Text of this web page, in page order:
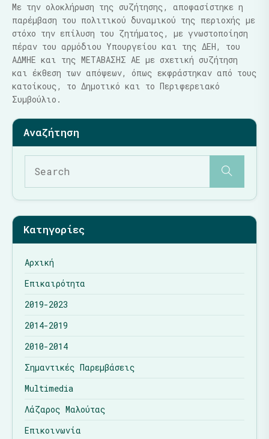
Με την ολοκλήρωση της συζήτησης, αποφασίστηκε η
παρέμβαση του πολιτικού δυναμικού της περιοχής με
στόχο την επίλυση του ζητήματος, με γνωστοποίηση
πέραν του αρμόδιου Υπουργείου και της ΔΕΗ, του
ΑΔΜΗΕ και της ΜΕΤΑΒΑΣΗΣ ΑΕ με σχετική συζήτηση
και έκθεση των απόψεων, όπως εκφράστηκαν από τους
κατοίκους, το Δημοτικό και το Περιφερειακό
Συμβούλιο.
Κατηγορίες
Αρχική
Επικαιρότητα
2019-2023
2014-2019
2010-2014
Σημαντικές Παρεμβάσεις
Multimedia
Λάζαρος Μαλούτας
Επικοινωνία